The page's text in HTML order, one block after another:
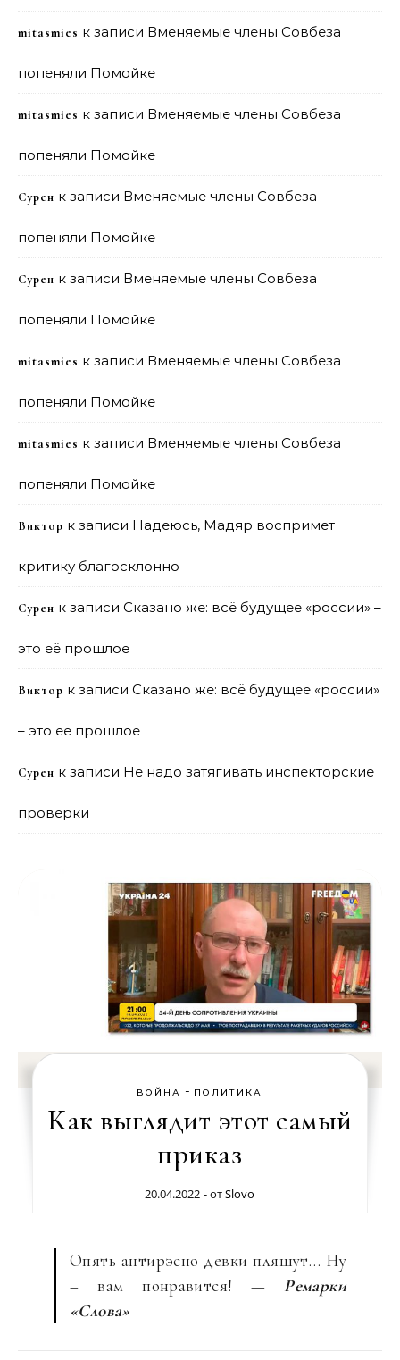
mitasmies к записи Вменяемые члены Совбеза
попеняли Помойке
mitasmies к записи Вменяемые члены Совбеза
попеняли Помойке
Сурен к записи Вменяемые члены Совбеза
попеняли Помойке
Сурен к записи Вменяемые члены Совбеза
попеняли Помойке
mitasmies к записи Вменяемые члены Совбеза
попеняли Помойке
mitasmies к записи Вменяемые члены Совбеза
попеняли Помойке
Виктор к записи Надеюсь, Мадяр воспримет
критику благосклонно
Сурен к записи Сказано же: всё будущее «россии» –
это её прошлое
Виктор к записи Сказано же: всё будущее «россии»
– это её прошлое
Сурен к записи Не надо затягивать инспекторские
проверки
ВОЙНА - ПОЛИТИКА
Как выглядит этот самый
приказ
20.04.2022 - отSlovo
Опять антирэсно девки пляшут… Ну
– вам понравится! — Ремарки
«Слова»